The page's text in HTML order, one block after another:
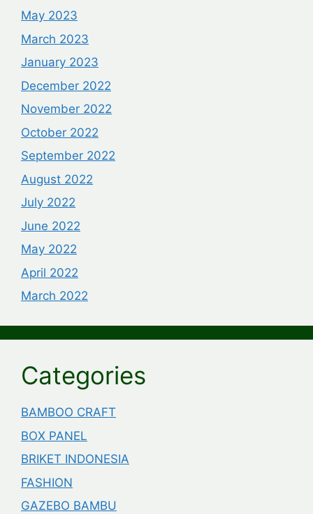
May 2023
March 2023
January 2023
December 2022
November 2022
October 2022
September 2022
August 2022
July 2022
June 2022
May 2022
April 2022
March 2022
Categories
BAMBOO CRAFT
BOX PANEL
BRIKET INDONESIA
FASHION
GAZEBO BAMBU